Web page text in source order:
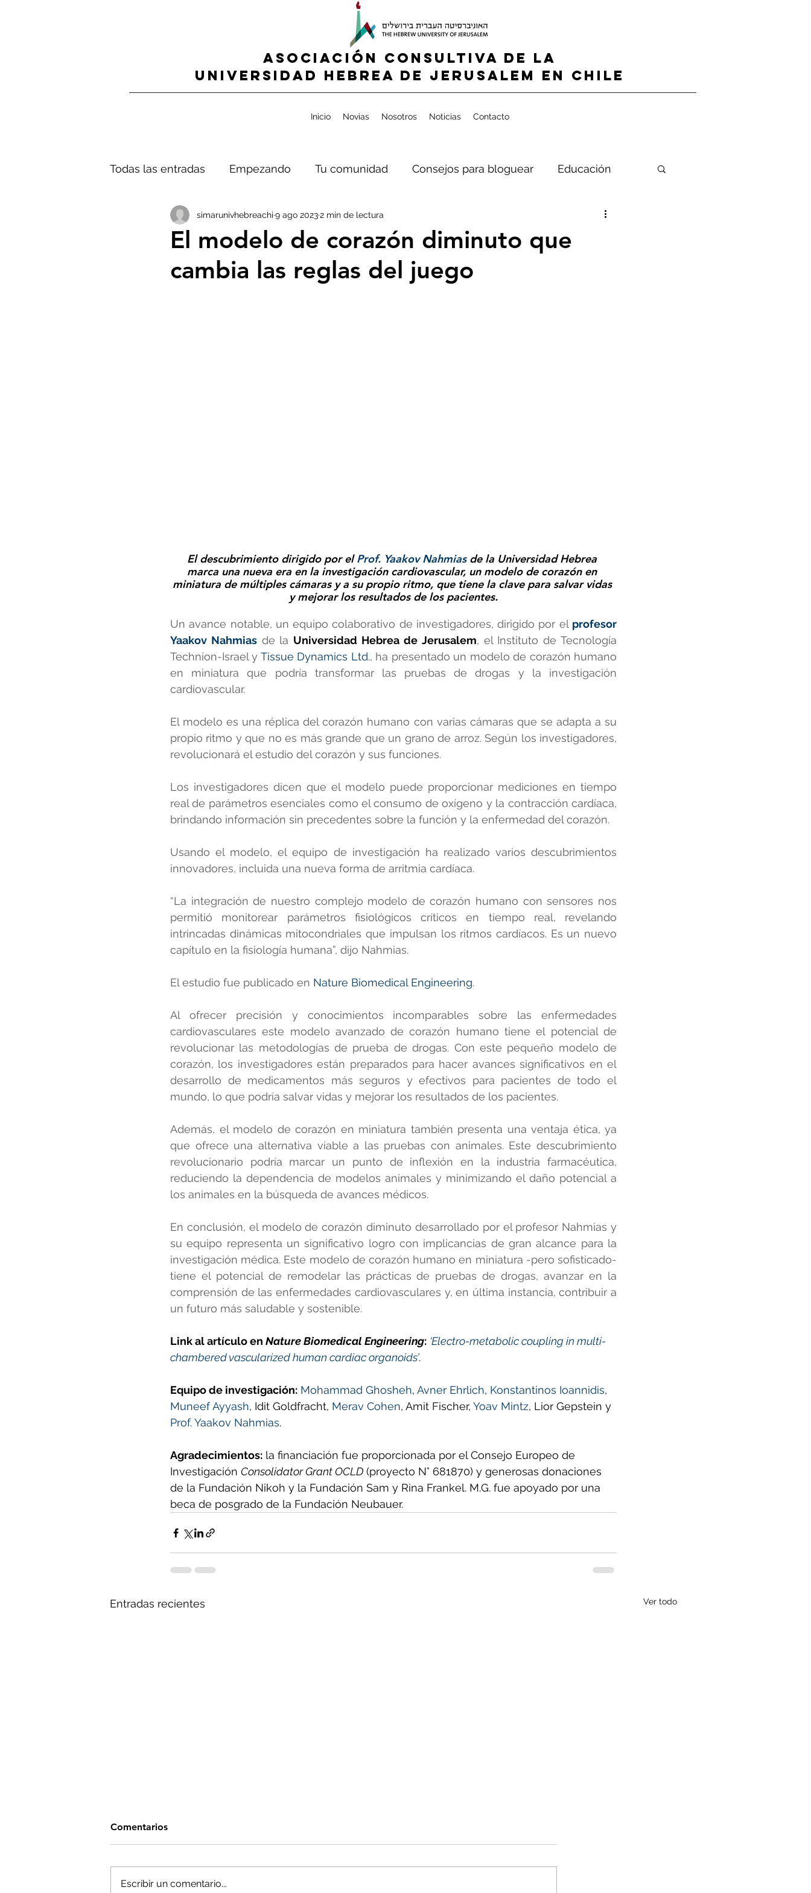
ASOCIACIÓN CONSULTIVA DE LA
UNIVERSIDAD HEBREA de jerusalem en CHILE
Inicio Novias Nosotros Noticias Contacto
Todas las entradas Empezando Tu comunidad Consejos para bloguear Educación
El modelo de corazón diminuto que
cambia las reglas del juego
simarunivhebreachi 9 ago 20232 min de lectura
El descubrimiento dirigido por el Prof. Yaakov Nahmias de la Universidad Hebrea
marca una nueva era en la investigación cardiovascular, un modelo de corazón en
miniatura de múltiples cámaras y a su propio ritmo, que tiene la clave para salvar vidas
y mejorar los resultados de los pacientes.
Un avance notable, un equipo colaborativo de investigadores, dirigido por el profesor
Yaakov Nahmias de la Universidad Hebrea de Jerusalem, el Instituto de Tecnología
Technion-Israel y Tissue Dynamics Ltd., ha presentado un modelo de corazón humano
en miniatura que podría transformar las pruebas de drogas y la investigación
cardiovascular.
El modelo es una réplica del corazón humano con varias cámaras que se adapta a su
propio ritmo y que no es más grande que un grano de arroz. Según los investigadores,
revolucionará el estudio del corazón y sus funciones.
Los investigadores dicen que el modelo puede proporcionar mediciones en tiempo
real de parámetros esenciales como el consumo de oxígeno y la contracción cardíaca,
brindando información sin precedentes sobre la función y la enfermedad del corazón.
Usando el modelo, el equipo de investigación ha realizado varios descubrimientos
innovadores, incluida una nueva forma de arritmia cardíaca.
“La integración de nuestro complejo modelo de corazón humano con sensores nos
permitió monitorear parámetros fisiológicos críticos en tiempo real, revelando
intrincadas dinámicas mitocondriales que impulsan los ritmos cardíacos. Es un nuevo
capítulo en la fisiología humana”, dijo Nahmias.
El estudio fue publicado en Nature Biomedical Engineering.
Al ofrecer precisión y conocimientos incomparables sobre las enfermedades
cardiovasculares este modelo avanzado de corazón humano tiene el potencial de
revolucionar las metodologías de prueba de drogas. Con este pequeño modelo de
corazón, los investigadores están preparados para hacer avances significativos en el
desarrollo de medicamentos más seguros y efectivos para pacientes de todo el
mundo, lo que podría salvar vidas y mejorar los resultados de los pacientes.
Además, el modelo de corazón en miniatura también presenta una ventaja ética, ya
que ofrece una alternativa viable a las pruebas con animales. Este descubrimiento
revolucionario podría marcar un punto de inflexión en la industria farmacéutica,
reduciendo la dependencia de modelos animales y minimizando el daño potencial a
los animales en la búsqueda de avances médicos.
En conclusión, el modelo de corazón diminuto desarrollado por el profesor Nahmias y
su equipo representa un significativo logro con implicancias de gran alcance para la
investigación médica. Este modelo de corazón humano en miniatura -pero sofisticado-
tiene el potencial de remodelar las prácticas de pruebas de drogas, avanzar en la
comprensión de las enfermedades cardiovasculares y, en última instancia, contribuir a
un futuro más saludable y sostenible.
Link al artículo en Nature Biomedical Engineering: ‘Electro-metabolic coupling in multi-
chambered vascularized human cardiac organoids’.
Equipo de investigación: Mohammad Ghosheh, Avner Ehrlich, Konstantinos Ioannidis,
Muneef Ayyash, Idit Goldfracht, Merav Cohen, Amit Fischer, Yoav Mintz, Lior Gepstein y
Prof. Yaakov Nahmias.
Agradecimientos: la financiación fue proporcionada por el Consejo Europeo de
Investigación Consolidator Grant OCLD (proyecto N° 681870) y generosas donaciones
de la Fundación Nikoh y la Fundación Sam y Rina Frankel. M.G. fue apoyado por una
beca de posgrado de la Fundación Neubauer.
Entradas recientes Ver todo
Comentarios
Escribir un comentario...